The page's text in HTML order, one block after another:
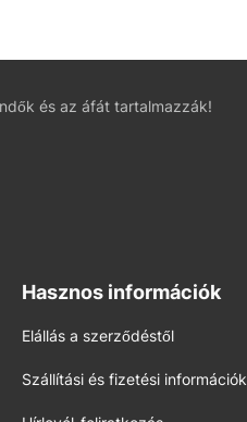
és az áfát tartalmazzák!
Hasznos információk
Elállás a szerződéstől
Szállítási és fizetési információk